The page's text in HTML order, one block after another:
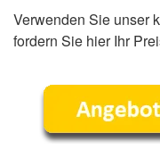
Verwenden Sie unser
fordern Sie hier Ihr